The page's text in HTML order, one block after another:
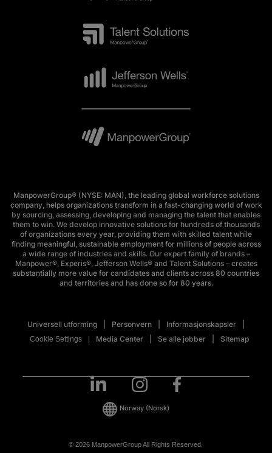
ManpowerGroup® (NYSE: MAN), the leading global workforce solutions
company, helps organizations transform in a fast-changing world of work
by sourcing, assessing, developing and managing the talent that enables
them to win. We develop innovative solutions for hundreds of thousands
of organizations every year, providing them with skilled talent while
finding meaningful, sustainable employment for millions of people across
a wide range of industries and skills. Our expert family of brands –
Manpower®, Experis®, Jefferson Wells® and Talent Solutions – creates
substantially more value for candidates and clients across 80 countries
and territories and has done so for 80 years.
Universell utforming Personvern Informasjonskapsler
Cookie Settings Media Center Se alle jobber Sitemap
© 2026 ManpowerGroup All Rights Reserved.
Norway (Norsk)